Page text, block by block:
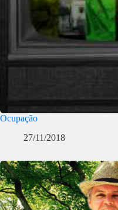
Ocupação
27/11/2018